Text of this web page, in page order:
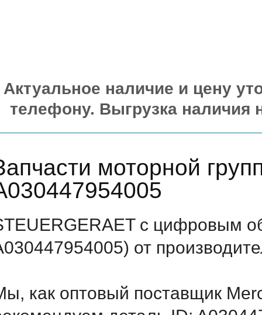
Актуальное наличие и цену
телефону. Выгрузка наличия
моторной
с цифровым
от
как оптовый поставщик